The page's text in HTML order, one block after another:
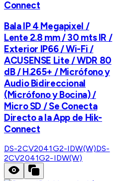
Connect
Bala IP 4 Megapixel /
Lente 2.8 mm / 30 mts IR /
Exterior IP66 / Wi-Fi /
ACUSENSE Lite / WDR 80
dB / H.265+ / Micrófono y
Audio Bidireccional
(Micrófono y Bocina) /
Micro SD / Se Conecta
Directo a la App de Hik-
Connect
DS-2CV2041G2-IDW(W)DS-
2CV2041G2-IDW(W)